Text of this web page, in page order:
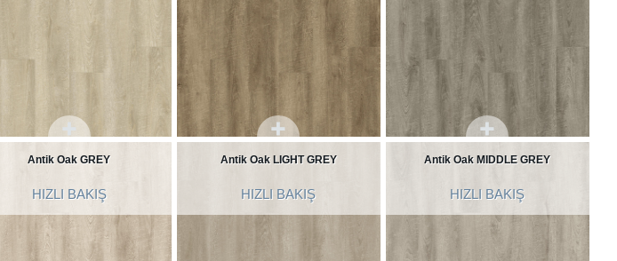
Antik Oak GREY
HIZLI BAKIŞ
Antik Oak LIGHT GREY
HIZLI BAKIŞ
Antik Oak MIDDLE GREY
HIZLI BAKIŞ